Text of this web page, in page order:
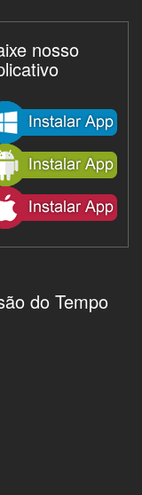
nosso
do Tempo